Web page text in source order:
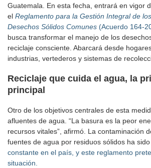
Guatemala. En esta fecha, entrará en vigor
el Reglamento para la Gestión Integral de
Desechos Sólidos Comunes (Acuerdo 164-
busca transformar el manejo de los
reciclaje consciente. Abarcará desde
industrias, vertederos y sistemas de
Reciclaje que cuida el agua, la
principal
Otro de los objetivos centrales de esta
afluentes de agua. “La basura es la peor
recursos vitales”, afirmó. La contaminación
fuentes de agua por residuos sólidos ha
constante en el país, y este reglamento
situación.